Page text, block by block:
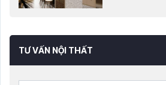
TƯ VẤN NỘI THẤT